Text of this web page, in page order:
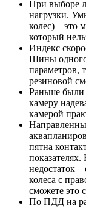
При выборе
нагрузки.
колес) – это
который
Индекс
Шины одного
параметров,
резиновой
Раньше были
камеру
камерой
пятна
недостаток –
колеса с
сможете это
По ПДД на